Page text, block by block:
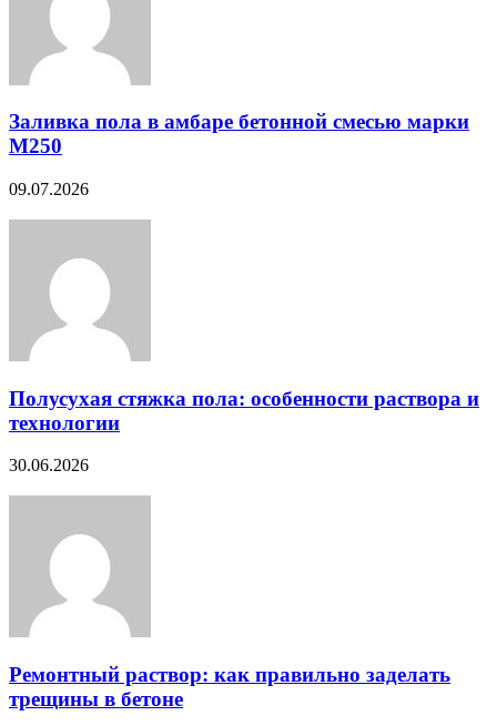
Заливка пола в амбаре бетонной смесью марки
М250
09.07.2026
Полусухая стяжка пола: особенности раствора и
технологии
30.06.2026
Ремонтный раствор: как правильно заделать
трещины в бетоне